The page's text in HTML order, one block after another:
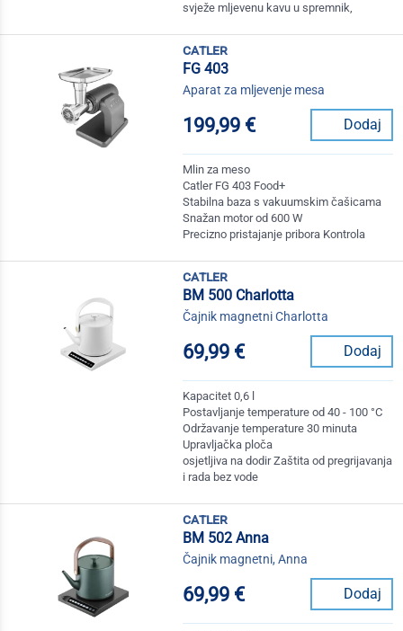
svježe mljevenu kavu u spremnik,
catler
FG 403
Aparat za mljevenje mesa
199,99 € Dodaj
Mlin za meso
Catler FG 403 Food+
Stabilna baza s vakuumskim čašicama
Snažan motor od 600 W
Precizno pristajanje pribora Kontrola
catler
BM 500 Charlotta
Čajnik magnetni Charlotta
69,99 € Dodaj
Kapacitet 0,6 l
Postavljanje temperature od 40 - 100 °C
Održavanje temperature 30 minuta
Upravljačka ploča
osjetljiva na dodir Zaštita od pregrijavanja
i rada bez vode
catler
BM 502 Anna
Čajnik magnetni, Anna
69,99 € Dodaj